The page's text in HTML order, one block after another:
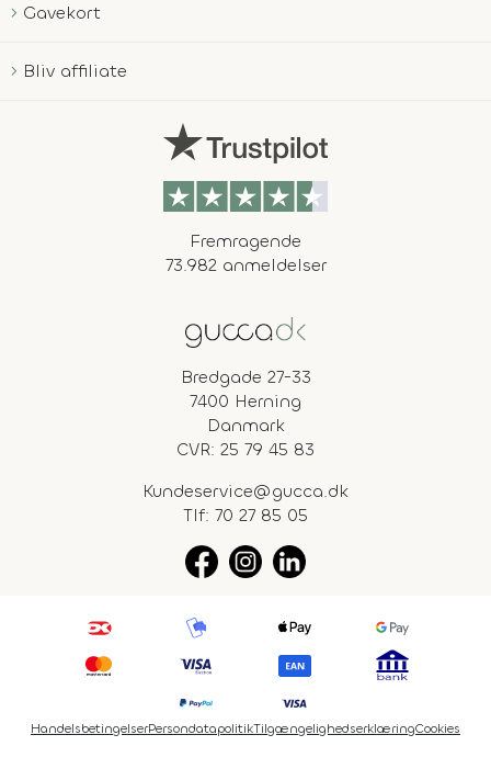
Gavekort
Bliv affiliate
Fremragende
73.982 anmeldelser
Bredgade 27-33
7400 Herning
Danmark
CVR: 25 79 45 83
Kundeservice@gucca.dk
Tlf: 70 27 85 05
HandelsbetingelserPersondatapolitikTilgængelighedserklæringCookies